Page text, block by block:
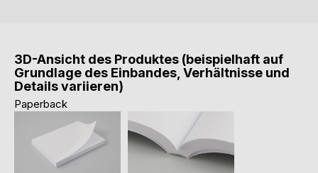
3D-Ansicht des Produktes (beispielhaft auf
Grundlage des Einbandes, Verhältnisse und
Details variieren)
Paperback